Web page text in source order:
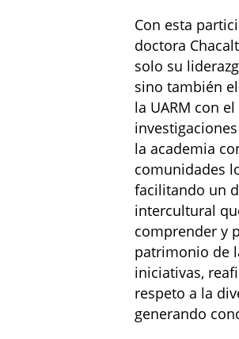
Con esta
doctora
solo su
sino también
la UARM con
la academia
comunidades
facilitando un
intercultural
comprender y
patrimonio de
iniciativas,
respeto a la
generando